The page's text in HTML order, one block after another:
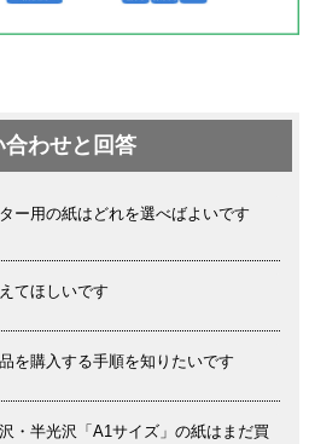
合わせと回答
ー用の紙はどれを選べばよいです
てほしいです
を購入する手順を知りたいです
・半光沢「A1サイズ」の紙はまだ買